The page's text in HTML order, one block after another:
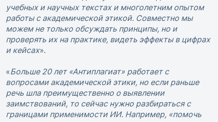
учебных и научных текстах и многолетним опытом
работы с академической этикой. Совместно мы
можем не только обсуждать принципы, но и
проверять их на практике, видеть эффекты в цифрах
и кейсах».
«Больше 20 лет «Антиплагиат» работает с
вопросами академической этики, но если раньше
речь шла преимущественно о выявлении
заимствований, то сейчас нужно разбираться с
границами применимости ИИ. Например, «помочь